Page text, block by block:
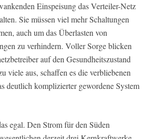
Einspeisung das Verteiler-Netz
Sie müssen viel mehr Schaltungen
auch um das Überlasten von
zu verhindern. Voller Sorge blicken
auf den Gesundheitszustand
viele aus, schaffen es die verbliebenen
deutlich komplizierter gewordene System
egal. Den Strom für den Süden